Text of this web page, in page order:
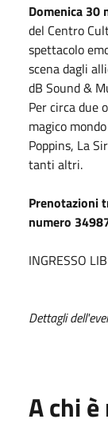
Domenica 30
del Centro
spettacolo
scena dagli
dB Sound &
Per circa due
magico
Poppins, La
tanti altri.
Prenotazioni
numero
INGRESSO
Dettagli
A chi